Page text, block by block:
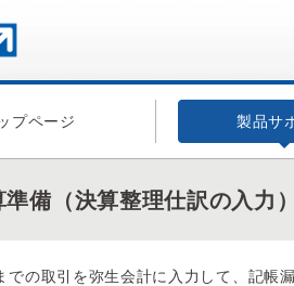
プページ 製品サ
準備（決算整理仕訳の入力）
での取引を弥生会計に入力して、記帳